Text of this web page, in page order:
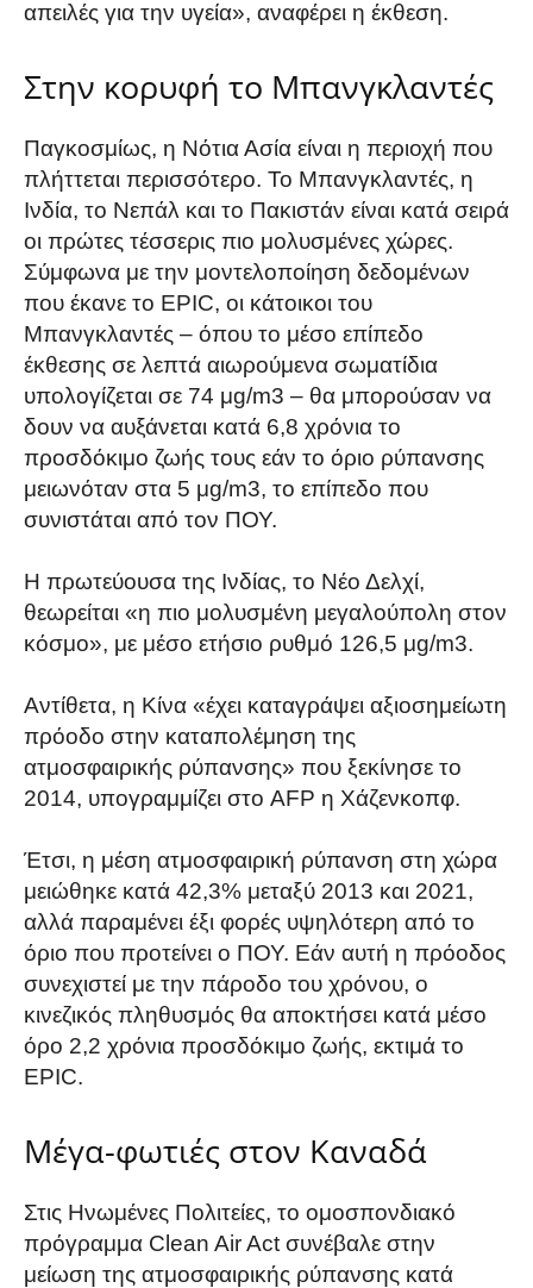
απειλές για την υγεία», αναφέρει η έκθεση.
Στην κορυφή το Μπανγκλαντές
Παγκοσμίως, η Νότια Ασία είναι η περιοχή που
πλήττεται περισσότερο. Το Μπανγκλαντές, η
Ινδία, το Νεπάλ και το Πακιστάν είναι κατά σειρά
οι πρώτες τέσσερις πιο μολυσμένες χώρες.
Σύμφωνα με την μοντελοποίηση δεδομένων
που έκανε το EPIC, οι κάτοικοι του
Μπανγκλαντές – όπου το μέσο επίπεδο
έκθεσης σε λεπτά αιωρούμενα σωματίδια
υπολογίζεται σε 74 μg/m3 – θα μπορούσαν να
δουν να αυξάνεται κατά 6,8 χρόνια το
προσδόκιμο ζωής τους εάν το όριο ρύπανσης
μειωνόταν στα 5 μg/m3, το επίπεδο που
συνιστάται από τον ΠΟΥ.
Η πρωτεύουσα της Ινδίας, το Νέο Δελχί,
θεωρείται «η πιο μολυσμένη μεγαλούπολη στον
κόσμο», με μέσο ετήσιο ρυθμό 126,5 μg/m3.
Αντίθετα, η Κίνα «έχει καταγράψει αξιοσημείωτη
πρόοδο στην καταπολέμηση της
ατμοσφαιρικής ρύπανσης» που ξεκίνησε το
2014, υπογραμμίζει στο AFP η Χάζενκοπφ.
Έτσι, η μέση ατμοσφαιρική ρύπανση στη χώρα
μειώθηκε κατά 42,3% μεταξύ 2013 και 2021,
αλλά παραμένει έξι φορές υψηλότερη από το
όριο που προτείνει ο ΠΟΥ. Εάν αυτή η πρόοδος
συνεχιστεί με την πάροδο του χρόνου, ο
κινεζικός πληθυσμός θα αποκτήσει κατά μέσο
όρο 2,2 χρόνια προσδόκιμο ζωής, εκτιμά το
EPIC.
Μέγα-φωτιές στον Καναδά
Στις Ηνωμένες Πολιτείες, το ομοσπονδιακό
πρόγραμμα Clean Air Act συνέβαλε στην
μείωση της ατμοσφαιρικής ρύπανσης κατά